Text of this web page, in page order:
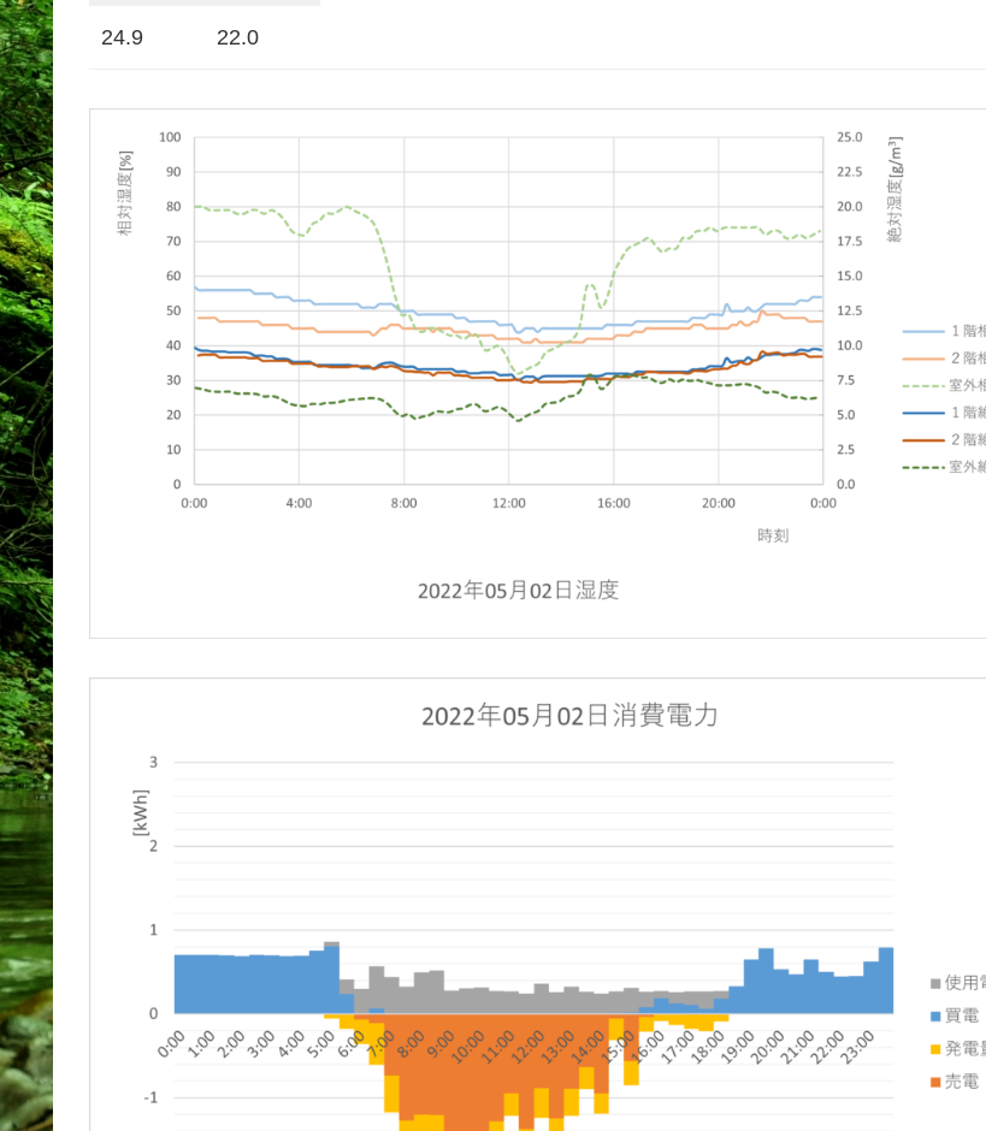
24.9 22.0